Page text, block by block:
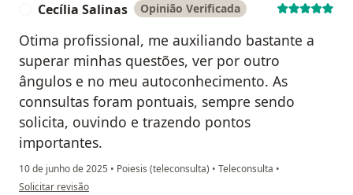
Cecília Salinas Opinião Verificada
Otima profissional, me auxiliando bastante a
superar minhas questões, ver por outro
ângulos e no meu autoconhecimento. As
connsultas foram pontuais, sempre sendo
solicita, ouvindo e trazendo pontos
importantes.
10 de junho de 2025 • Poiesis (teleconsulta) • Teleconsulta •
na opinião do utilizador Cecília Salinas
Solicitar revisão